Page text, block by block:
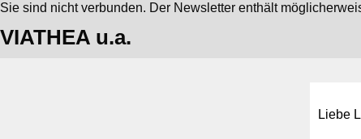
Sie sind nicht verbunden. Der Newsletter enthält
VIATHEA u.a.
Liebe